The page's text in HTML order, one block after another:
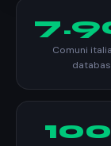
Comuni